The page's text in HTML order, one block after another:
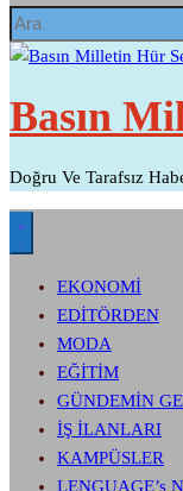
Basın
Doğru Ve Tarafsız
EKONOMİ
EDİTÖRDEN
MODA
EĞİTİM
GÜNDEMİN
İŞ İLANLARI
KAMPÜSLER
LENGUAGE’s